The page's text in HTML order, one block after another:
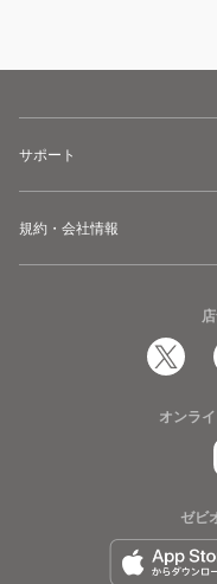
サポート
規約・会社情報
オンラ
ゼビ